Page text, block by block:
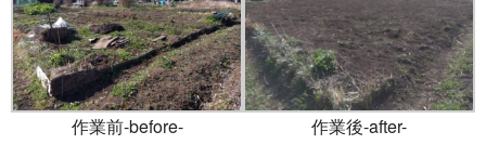
作業前-before- 作業後-after-